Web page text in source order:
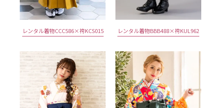
レンタル着物CCC586×袴KCS015 レンタル着物BBB488×袴KUL962